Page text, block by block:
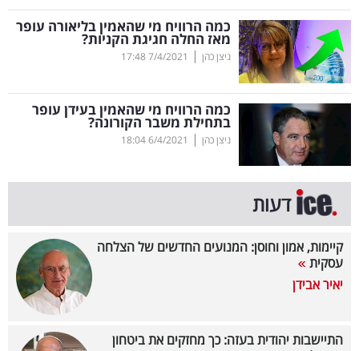
קריפטו
ויראלי
טלוויזיה
עסקי
ספורט
קריירה
ולימודים
מינויים
רכב
כמה הרוויח מי שהאמין בליאורה עופר
מאז החלה חגיגת הקניות?
ניצן כהן |
7/4/2021
17:48
כמה הרוויח מי שהאמין בעידן עופר
בתחילת משבר הקורונה?
ניצן כהן |
6/4/2021
18:04
דעות
קיימות, אמון וחוסן: המנועים החדשים של הצלחה
עסקית
יאיר אבידן
התיישבות יהודית בעזה: כך מחזקים את ביטחון